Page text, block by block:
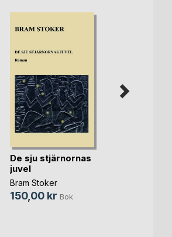
De sju stjärnornas
juvel
Bram Stoker
150,00 kr Bok